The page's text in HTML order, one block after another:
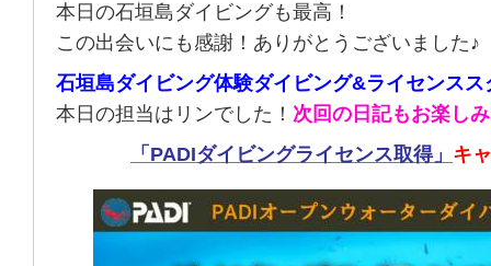
本日の石垣島ダイビングも最高！
この出会いにも感謝！ありがとうございました♪
石垣島ダイビング体験ダイビング&ライセンスス
本日の担当はリンでした！ 次回の日記もお楽し
「PADIダイビングライセンス取得」 キ